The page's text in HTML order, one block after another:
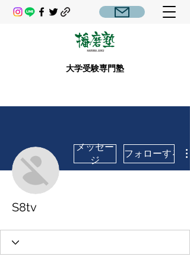
大学受験専門塾
メッセー
ジ
フォローする
S8tv